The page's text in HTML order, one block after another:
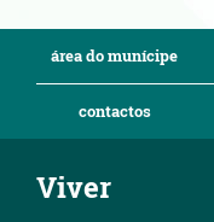
área do munícipe
contactos
Viver